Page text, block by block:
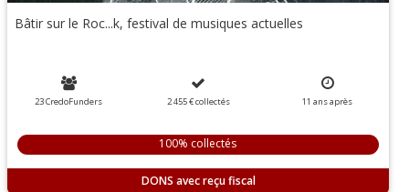
Bâtir sur le Roc...k, festival de musiques actuelles
23 CredoFunders 2 455 €collectés 11 ansaprès
100% collectés
DONS